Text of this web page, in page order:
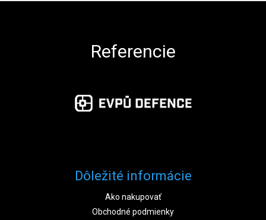
Referencie
Dôležité informácie
Ako nakupovať
Obchodné podmienky